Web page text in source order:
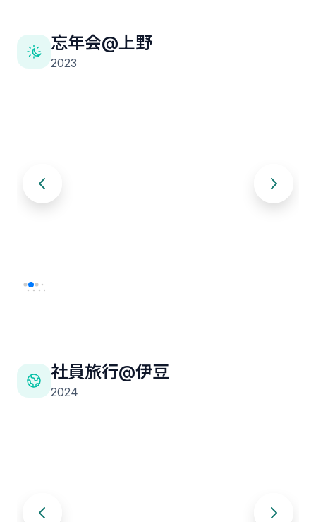
忘年会@上野
2023
社員旅行@伊豆
2024